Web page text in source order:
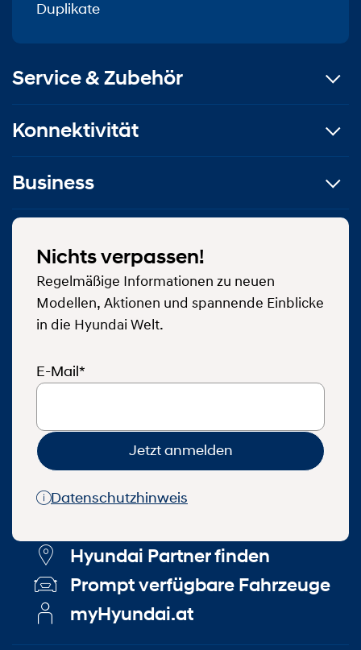
Duplikate
Service & Zubehör
Konnektivität
Business
Nichts verpassen!
Regelmäßige Informationen zu neuen
Modellen, Aktionen und spannende Einblicke
in die Hyundai Welt.
E-Mail*
Jetzt anmelden
Datenschutzhinweis
Hyundai Partner finden
Prompt verfügbare Fahrzeuge
myHyundai.at